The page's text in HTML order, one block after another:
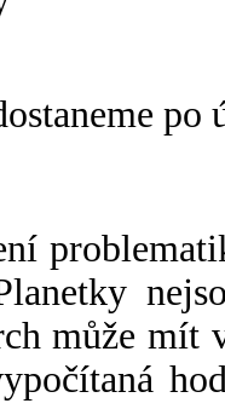
po
může mít